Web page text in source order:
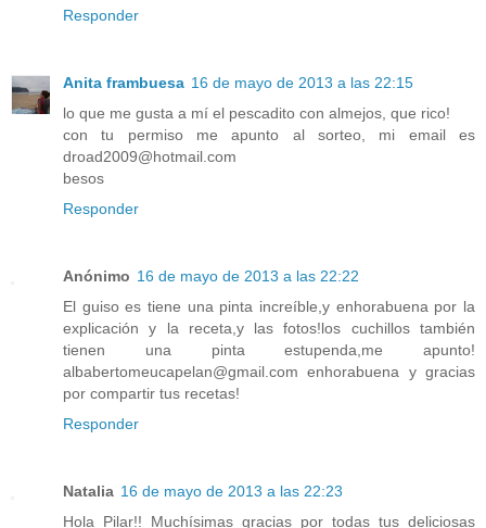
Responder
Anita frambuesa 16 de mayo de 2013 a las 22:15
lo que me gusta a mí el pescadito con almejos, que rico!
con tu permiso me apunto al sorteo, mi email es
droad2009@hotmail.com
besos
Responder
Anónimo 16 de mayo de 2013 a las 22:22
El guiso es tiene una pinta increíble,y enhorabuena por la
explicación y la receta,y las fotos!los cuchillos también
tienen una pinta estupenda,me apunto!
albabertomeucapelan@gmail.com enhorabuena y gracias
por compartir tus recetas!
Responder
Natalia 16 de mayo de 2013 a las 22:23
Hola Pilar!! Muchísimas gracias por todas tus deliciosas